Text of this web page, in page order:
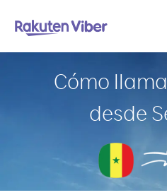
Cómo
desde